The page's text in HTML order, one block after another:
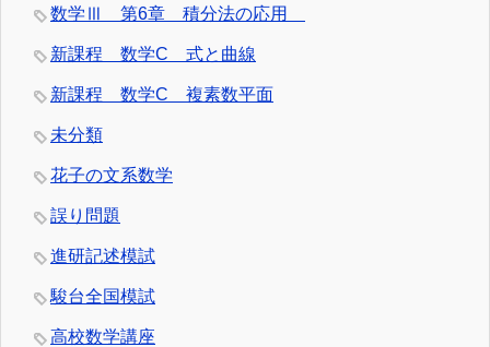
数学Ⅲ 第6章 積分法の応用
新課程 数学C 式と曲線
新課程 数学C 複素数平面
未分類
花子の文系数学
誤り問題
進研記述模試
駿台全国模試
高校数学講座